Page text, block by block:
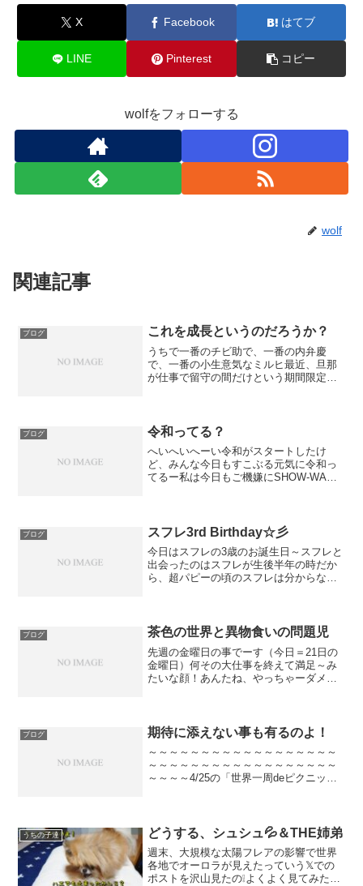
X Facebook はてブ
LINE Pinterest コピー
wolfをフォローする
wolf
関連記事
ブログ これを成長というのだろうか？
うちで一番のチビ助で、一番の内弁慶
で、一番の小生意気なミルヒ最近、旦那
が仕事で留守の間だけという期間限定で
バリで旦那が触ろうとしよう...
ブログ 令和ってる？
へいへいへーい令和がスタートしたけ
ど、みんな今日もすこぶる元気に令和っ
てるー私は今日もご機嫌にSHOW-WAっ
がこっちに遊びに来て...
ブログ スフレ3rd Birthday☆彡
今日はスフレの3歳のお誕生日～スフレと
出会ったのはスフレが生後半年の時だか
ら、超パピーの頃のスフレは分からない
ポメちゃんに心から感謝...
ブログ 茶色の世界と異物食いの問題児
先週の金曜日の事でーす（今日＝21日の
金曜日）何その大仕事を終えて満足～み
たいな顔！あんたね、やっちゃーダメな
かしたのか？って？？ち...
ブログ 期待に添えない事も有るのよ！
～～～～～～～～～～～～～～～～～～
～～～～～～～～～～～～～～～～～～
～～～～4/25の「世界一周deピクニック
しみにしてま...
うちの子達 どうする、シュシュ💦＆THE姉弟
週末、大規模な太陽フレアの影響で世界
各地でオーロラが見えたっていう𝕏での
ポストを沢山見たの❕よくよく見てみた